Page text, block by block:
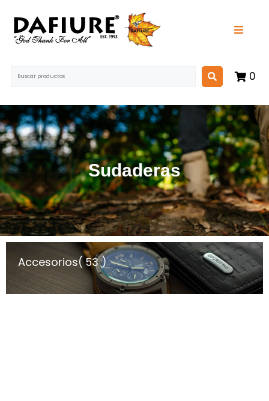
0
Sudaderas
Accesorios( 53 )